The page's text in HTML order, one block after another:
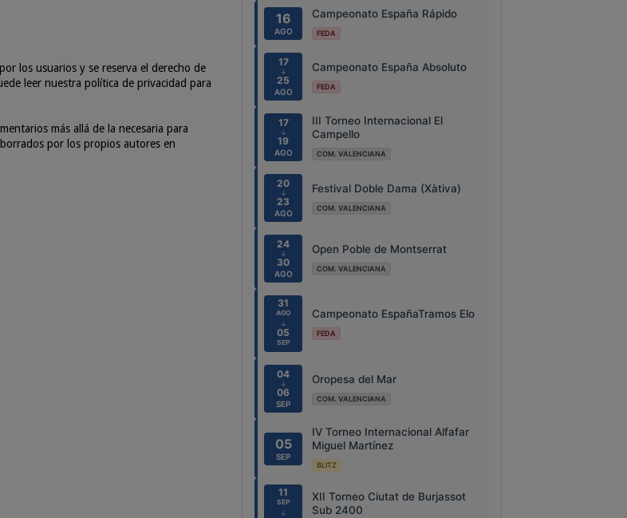
los usuarios y se reserva el derecho de
leer nuestra política de privacidad para
más allá de la necesaria para
por los propios autores en
16
AGO
Campeonato España Rápido
FEDA
17
↓
25
AGO
Campeonato España Absoluto
FEDA
17
↓
19
AGO
III Torneo Internacional El
Campello
COM. VALENCIANA
20
↓
23
AGO
Festival Doble Dama (Xàtiva)
COM. VALENCIANA
24
↓
30
AGO
Open Poble de Montserrat
COM. VALENCIANA
31
AGO
↓
05
SEP
Campeonato EspañaTramos Elo
FEDA
04
↓
06
SEP
Oropesa del Mar
COM. VALENCIANA
05
SEP
IV Torneo Internacional Alfafar
Miguel Martínez
BLITZ
11
SEP
↓
XII Torneo Ciutat de Burjassot
Sub 2400